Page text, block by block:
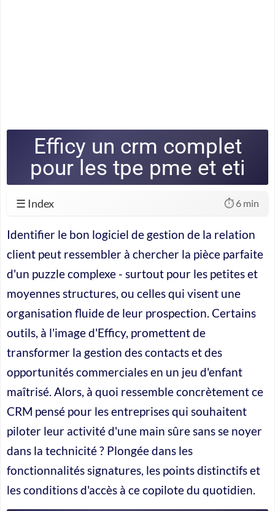
Efficy un crm complet
pour les tpe pme et eti
☰ Index ⏱️ 6 min
Identifier le bon logiciel de gestion de la relation
client peut ressembler à chercher la pièce parfaite
d'un puzzle complexe - surtout pour les petites et
moyennes structures, ou celles qui visent une
organisation fluide de leur prospection. Certains
outils, à l'image d'Efficy, promettent de
transformer la gestion des contacts et des
opportunités commerciales en un jeu d'enfant
maîtrisé. Alors, à quoi ressemble concrètement ce
CRM pensé pour les entreprises qui souhaitent
piloter leur activité d'une main sûre sans se noyer
dans la technicité ? Plongée dans les
fonctionnalités signatures, les points distinctifs et
les conditions d'accès à ce copilote du quotidien.